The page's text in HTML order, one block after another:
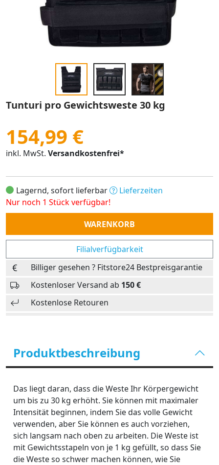
Tunturi pro Gewichtsweste 30 kg
154,99 €
inkl. MwSt. Versandkostenfrei*
Lagernd, sofort lieferbar
Lieferzeiten
Nur noch 1 Stück verfügbar!
Anzahl
WARENKORB
Filialverfügbarkeit
Billiger gesehen ? Fitstore24 Bestpreisgarantie
Kostenloser Versand ab 150 €
Kostenlose Retouren
Produktbeschreibung
Das liegt daran, dass die Weste Ihr Körpergewicht
um bis zu 30 kg erhöht. Sie können mit maximaler
Intensität beginnen, indem Sie das volle Gewicht
verwenden, aber Sie können es auch vorziehen,
sich langsam nach oben zu arbeiten. Die Weste ist
mit Gewichtsstapeln von je 1 kg gefüllt, so dass Sie
die Weste so schwer machen können, wie Sie